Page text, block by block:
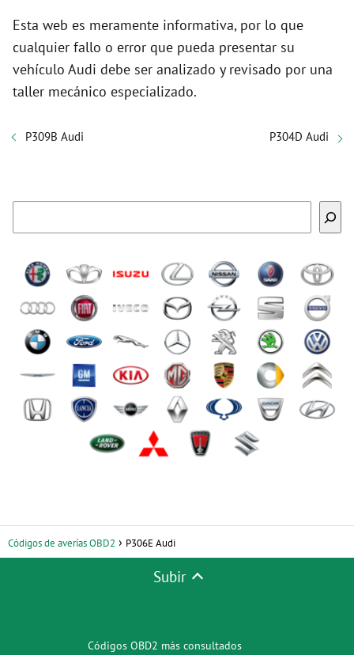
Esta web es meramente informativa, por lo que
cualquier fallo o error que pueda presentar su
vehículo Audi debe ser analizado y revisado por una
taller mecánico especializado.
P309B Audi P304D Audi
Códigos de averías OBD2 P306E Audi
Subir
Códigos OBD2 más consultados